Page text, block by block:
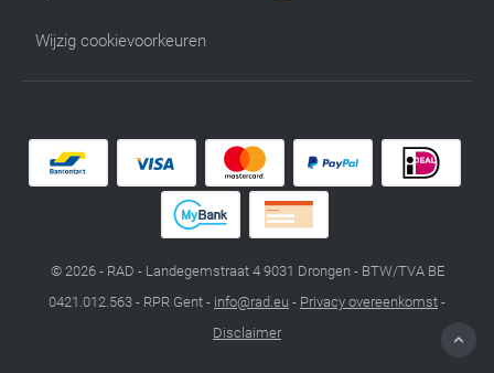
Wijzig cookievoorkeuren
© 2026 - RAD - Landegemstraat 4 9031 Drongen - BTW/TVA BE
0421.012.563 - RPR Gent - info@rad.eu - Privacy overeenkomst -
Disclaimer